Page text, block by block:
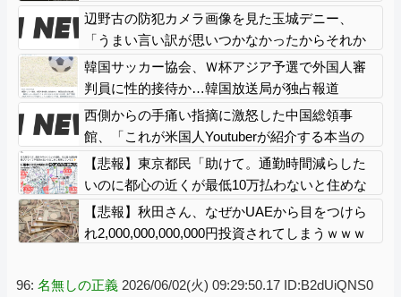
辺野古の防犯カメラ画像を見た玉城デニー、
「うまい言い訳が思いつかなかったからそれか
よ」と有権者を呆れさせるコメントを……
韓国サッカー協会、Ｗ杯アジア予選で外国人審
判員に性的接待か…韓国放送局が独占報道
西側からの手痛い指摘に激怒した中国総領事
館、「これが米国人Youtuberが紹介する本当の
中国だ」と動画を公開するも……
【悲報】東京都民「助けて。通勤時間減らした
いのに都心の近くが最低10万払わないと住めな
いの」
【悲報】秋田さん、なぜかUAEから目をつけら
れ2,000,000,000,000円投資されてしまうｗｗｗ
96: 名無しの正義 2026/06/02(火) 09:29:50.17 ID:B2dUiQNS0